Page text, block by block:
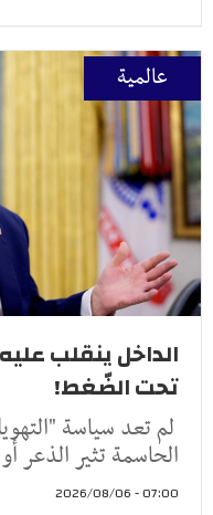
عالمية
الداخل ينقلب
تحت الضّغط!
لم تعد سياسة
الحاسمة تثير الذعر
07:00 - 2026/08/06